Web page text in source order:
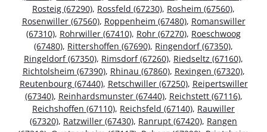
Rosteig (67290), Rossfeld (67230), Rosheim (67560),
Rosenwiller (67560), Roppenheim (67480), Romanswiller
(67310), Rohrwiller (67410), Rohr (67270), Roeschwoog
(67480), Rittershoffen (67690), Ringendorf (67350),
Ringeldorf (67350), Rimsdorf (67260), Riedseltz (67160),
Richtolsheim (67390), Rhinau (67860), Rexingen (67320),
Reutenbourg (67440), Retschwiller (67250), Reipertswiller
(67340), Reinhardsmunster (67440), Reichstett (67116),
Reichshoffen (67110), Reichsfeld (67140), Rauwiller
(67320), Ratzwiller (67430), Ranrupt (67420), Rangen